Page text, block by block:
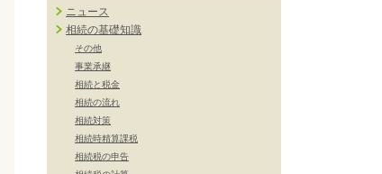
ニュース
相続の基礎知識
その他
事業承継
相続と税金
相続の流れ
相続対策
相続時精算課税
相続税の申告